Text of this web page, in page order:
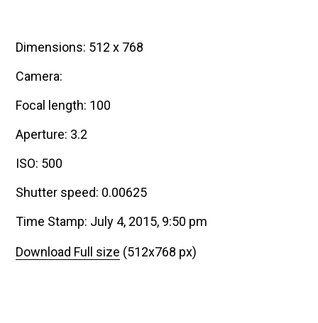
Dimensions: 512 x 768
Camera:
Focal length: 100
Aperture: 3.2
ISO: 500
Shutter speed: 0.00625
Time Stamp: July 4, 2015, 9:50 pm
Download Full size (512x768 px)